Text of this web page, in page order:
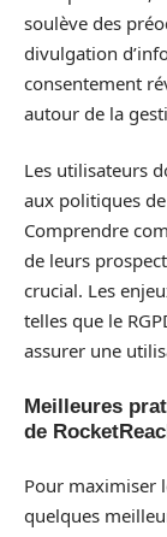
soulève des
divulgation
consentement
autour de la
Les utilisateurs
aux politiques
Comprendre
de leurs
crucial. Les
telles que le
assurer une
Meilleures
de
Pour maximiser
quelques